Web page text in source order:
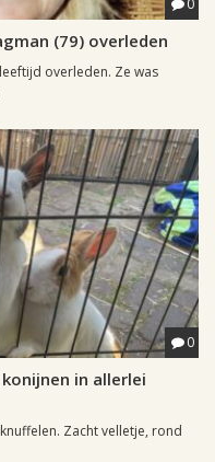
0
(79) overleden
overleden. Ze was
0
in allerlei
Zacht velletje, rond